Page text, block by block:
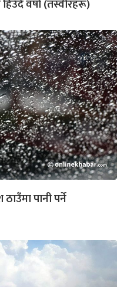
वर्षा (तस्वीरहरू)
पानी पर्ने